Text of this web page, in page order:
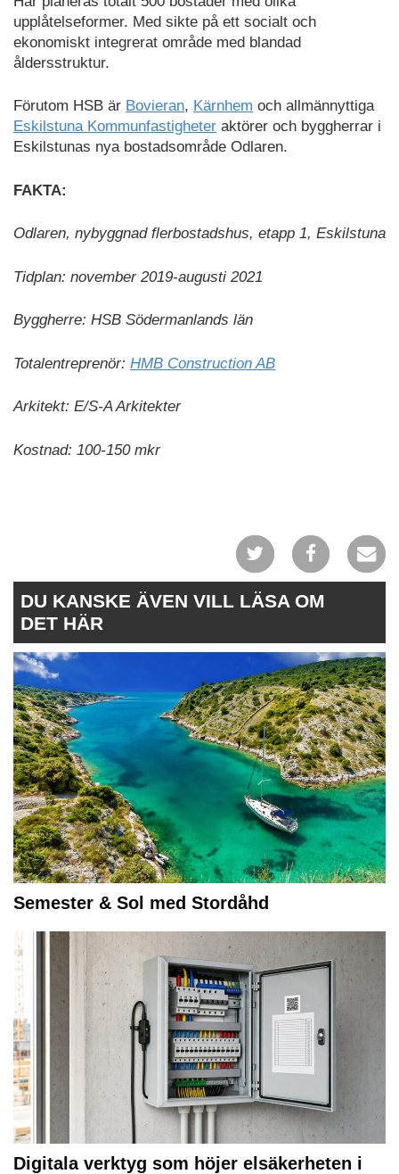
upplåtelseformer. Med sikte på ett socialt och
ekonomiskt integrerat område med blandad
åldersstruktur.
Förutom HSB är Bovieran, Kärnhem och allmännyttiga
Eskilstuna Kommunfastigheter aktörer och byggherrar i
Eskilstunas nya bostadsområde Odlaren.
FAKTA:
Odlaren, nybyggnad flerbostadshus, etapp 1, Eskilstuna
Tidplan: november 2019-augusti 2021
Byggherre: HSB Södermanlands län
Totalentreprenör: HMB Construction AB
Arkitekt: E/S-A Arkitekter
Kostnad: 100-150 mkr
DU KANSKE ÄVEN VILL LÄSA OM
DET HÄR
Semester & Sol med Stordåhd
Digitala verktyg som höjer elsäkerheten i